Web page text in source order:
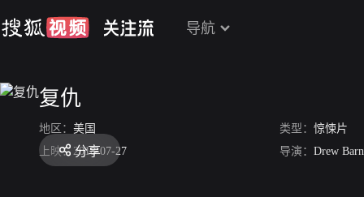
导航
复仇
地区： 美国 类型： 惊悚片
上映： 2018-07-27 导演： Drew
分享